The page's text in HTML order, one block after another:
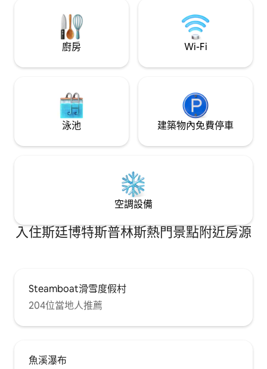
常舒適的拉出式沙發床。有線電視。甲板
上還有一個瓦斯烤架和一個全套廚房，配
備了烹飪所需的一切。請使用位於大樓正
門的滑雪儲物櫃。請勿將滑雪板或滑雪板
帶入房源，也請勿在公寓內穿著滑雪靴，
歉，由於HOA規定，房客不得使用壁爐。
公寓無法使用按摩浴池，但Steamboat
Springs溫泉就在路上，或著名的草莓溫泉
約15-20分鐘車程。免費巴士會帶您前往度
假村，但您必須在鎮上或40號公路上轉乘
Hulu或Amazon帳戶。還包括有線電視。
房源位於一個安靜的位置，外面有一條免
費的黃色巴士線路，前往蒸汽泉市中心。
天享受河邊用餐。 免費的黃色巴士線路在
街對面。您必須轉乘藍色巴士線路前往滑
廚房 Wi-Fi
泳池 建築物內免費停車
空調設備
入住斯廷博特斯普林斯熱門景點附近房源
Steamboat滑雪度假村
204位當地人推薦
魚溪瀑布